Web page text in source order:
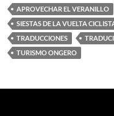
APROVECHAR EL VERANILLO
SIESTAS DE LA VUELTA
TRADUCCIONES
TURISMO ONGERO